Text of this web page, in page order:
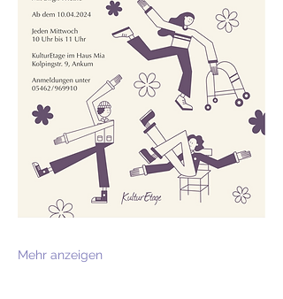
Mehr anzeigen